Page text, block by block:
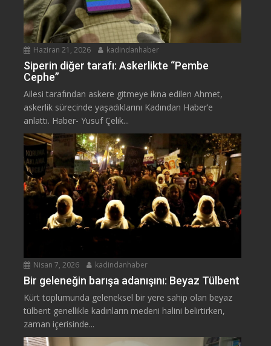
Haziran 21, 2026 kadindanhaber
Siperin diğer tarafı: Askerlikte “Pembe
Cephe”
Ailesi tarafından askere gitmeye ikna edilen Ahmet,
askerlik sürecinde yaşadıklarını Kadından Haber’e
anlattı. Haber- Yusuf Çelik...
Nisan 7, 2026 kadindanhaber
Bir geleneğin barışa adanışını: Beyaz Tülbent
Kürt toplumunda geleneksel bir yere sahip olan beyaz
tülbent genellikle kadınların medeni halini belirtirken,
zaman içerisinde...